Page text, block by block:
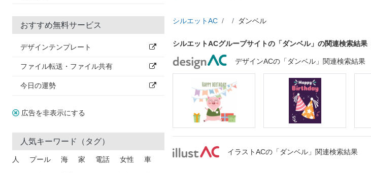
おすすめ無料サービス
デザインテンプレート
ファイル転送・ファイル共有
今日の運勢
広告を非表示にする
人気キーワード（タグ）
人 プール 海 家 電話 女性 車
シルエットAC ダンベル
シルエットACグループサイトの「ダンベル」の関連検索結果
デザインACの「ダンベル」関連検索結果
イラストACの「ダンベル」関連検索結果